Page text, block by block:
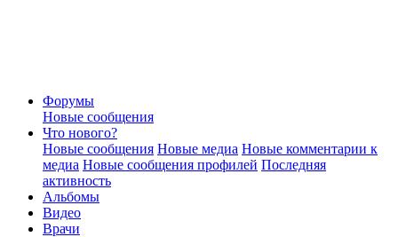
Форумы
Новые сообщения
Что нового?
Новые сообщения Новые медиа Новые комментарии к
медиа Новые сообщения профилей Последняя
активность
Альбомы
Видео
Врачи